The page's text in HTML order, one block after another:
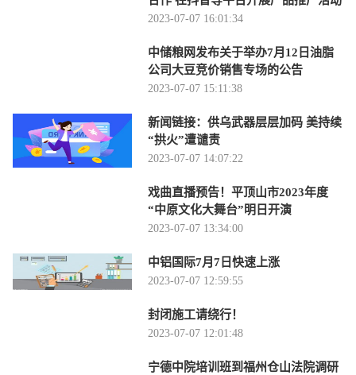
2023-07-07 16:01:34
中储粮网发布关于举办7月12日油脂
公司大豆竞价销售专场的公告
2023-07-07 15:11:38
新闻链接：供乌武器层层加码 美持续
“拱火”遭谴责
2023-07-07 14:07:22
戏曲直播预告！平顶山市2023年度
“中原文化大舞台”明日开演
2023-07-07 13:34:00
中铝国际7月7日快速上涨
2023-07-07 12:59:55
封闭施工请绕行！
2023-07-07 12:01:48
宁德中院培训班到福州仓山法院调研